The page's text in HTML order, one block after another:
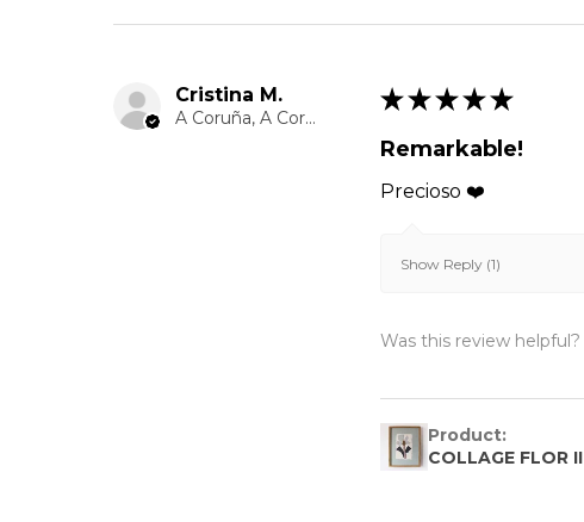
Cristina M.
A Coruña, A Coruña
★ ★ ★ ★ ★
Remarkable!
Precioso ❤️
Show Reply (1)
Was this review helpful?
Product:
COLLAGE FLOR II